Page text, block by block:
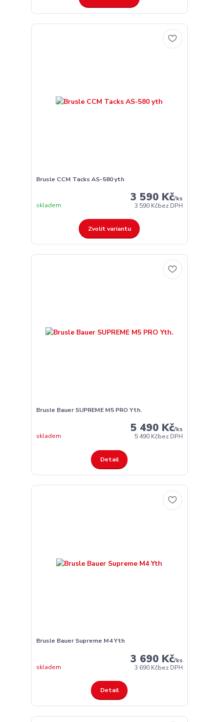
Brusle CCM Tacks AS-580 yth
3 590 Kč/ks
3 590 Kčbez DPH
skladem
Zvolit variantu
Brusle Bauer SUPREME M5 PRO Yth.
5 490 Kč/ks
5 490 Kčbez DPH
skladem
Detail
Brusle Bauer Supreme M4 Yth
3 690 Kč/ks
3 690 Kčbez DPH
skladem
Detail